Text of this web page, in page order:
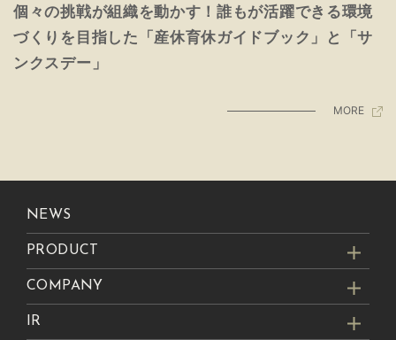
個々の挑戦が組織を動かす！誰もが活躍できる環境
づくりを目指した「産休育休ガイドブック」と「サ
ンクスデー」
MORE
NEWS
PRODUCT
COMPANY
IR